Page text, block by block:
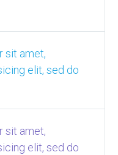
sit amet,
elit, sed do
sit amet,
elit, sed do